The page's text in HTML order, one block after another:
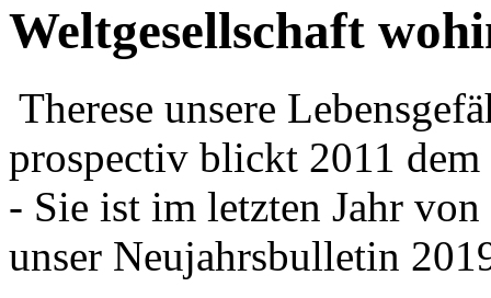
Weltgesellschaft
Therese unsere
prospectiv blickt 2011
- Sie ist im letzten Jahr
unser Neujahrsbulletin